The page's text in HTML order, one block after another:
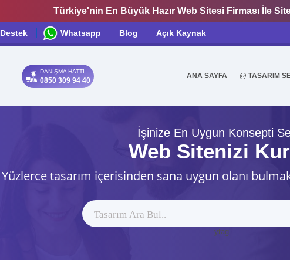
Türkiye'nin En Büyük Hazır Web Sitesi Firması İle
Destek Whatsapp Blog Açık Kaynak
DANIŞMA HATTI
0850 309 94 40
ANA SAYFA @ TASARIM
İşinize En Uygun Konsepti
Web Sitenizi
Yüzlerce tasarım içerisinden sana uygun olanı
ytag